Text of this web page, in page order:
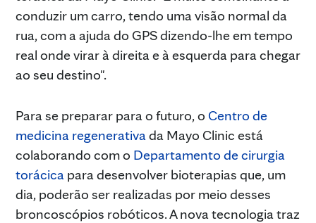
conduzir um carro, tendo uma visão normal da
rua, com a ajuda do GPS dizendo-lhe em tempo
real onde virar à direita e à esquerda para chegar
ao seu destino".
Para se preparar para o futuro, o Centro de
medicina regenerativa da Mayo Clinic está
colaborando com o Departamento de cirurgia
torácica para desenvolver bioterapias que, um
dia, poderão ser realizadas por meio desses
broncoscópios robóticos. A nova tecnologia traz